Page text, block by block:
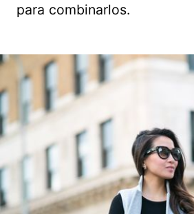
para combinarlos.